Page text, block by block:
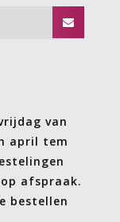
van
april tem
afspraak.
bestellen